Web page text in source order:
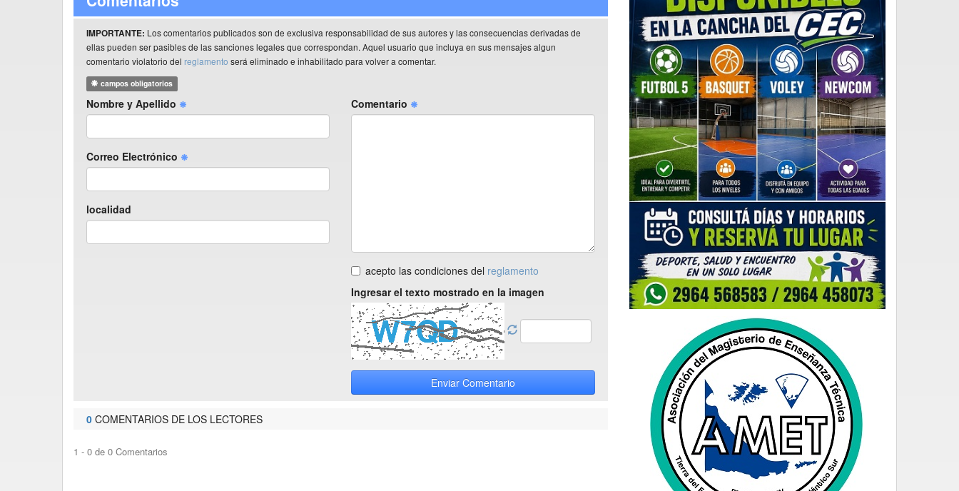
IMPORTANTE: Los comentarios publicados son de exclusiva responsabilidad de sus autores y las consecuencias derivadas de
ellas pueden ser pasibles de las sanciones legales que correspondan. Aquel usuario que incluya en sus mensajes algun
comentario violatorio del reglamento será eliminado e inhabilitado para volver a comentar.
campos obligatorios
Nombre y Apellido
Correo Electrónico
localidad
Comentario
acepto las condiciones del reglamento
Ingresar el texto mostrado en la imagen
Enviar Comentario
0 COMENTARIOS DE LOS LECTORES
1 - 0 de 0 Comentarios